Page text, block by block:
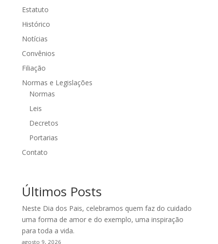
Estatuto
Histórico
Notícias
Convênios
Filiação
Normas e Legislações
Normas
Leis
Decretos
Portarias
Contato
Últimos Posts
Neste Dia dos Pais, celebramos quem faz do cuidado
uma forma de amor e do exemplo, uma inspiração
para toda a vida.
agosto 9, 2026